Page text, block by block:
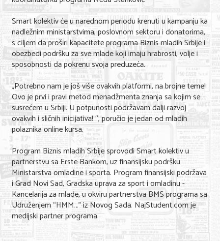
Gastronomija
Sport i rekreacija
Zdravlje i medicina
Hobi i razonoda
UPIS FIRMI
MARKETING
KONTAKT
O NAMA
Smart kolektiv će u narednom periodu krenuti u kampanju ka
nadležnim ministarstvima, poslovnom sektoru i donatorima,
s ciljem da proširi kapacitete programa Biznis mladih Srbije i
obezbedi podršku za sve mlade koji imaju hrabrosti, volje i
sposobnosti da pokrenu svoja preduzeća.
„Potrebno nam je još više ovakvih platformi, na brojne teme!
Ovo je prvi i pravi metod menadžmenta znanja sa kojim se
susrećem u Srbiji. U potpunosti podržavam dalji razvoj
ovakvih i sličnih inicijativa! “, poručio je jedan od mladih
polaznika online kursa.
Program Biznis mladih Srbije sprovodi Smart kolektiv u
partnerstvu sa Erste Bankom, uz finansijsku podršku
Ministarstva omladine i sporta. Program finansijski podržava
i Grad Novi Sad, Gradska uprava za sport i omladinu -
Kancelarija za mlade, u okviru partnerstva BMS programa sa
Udruženjem “HMM...” iz Novog Sada. NajStudent.com je
medijski partner programa.